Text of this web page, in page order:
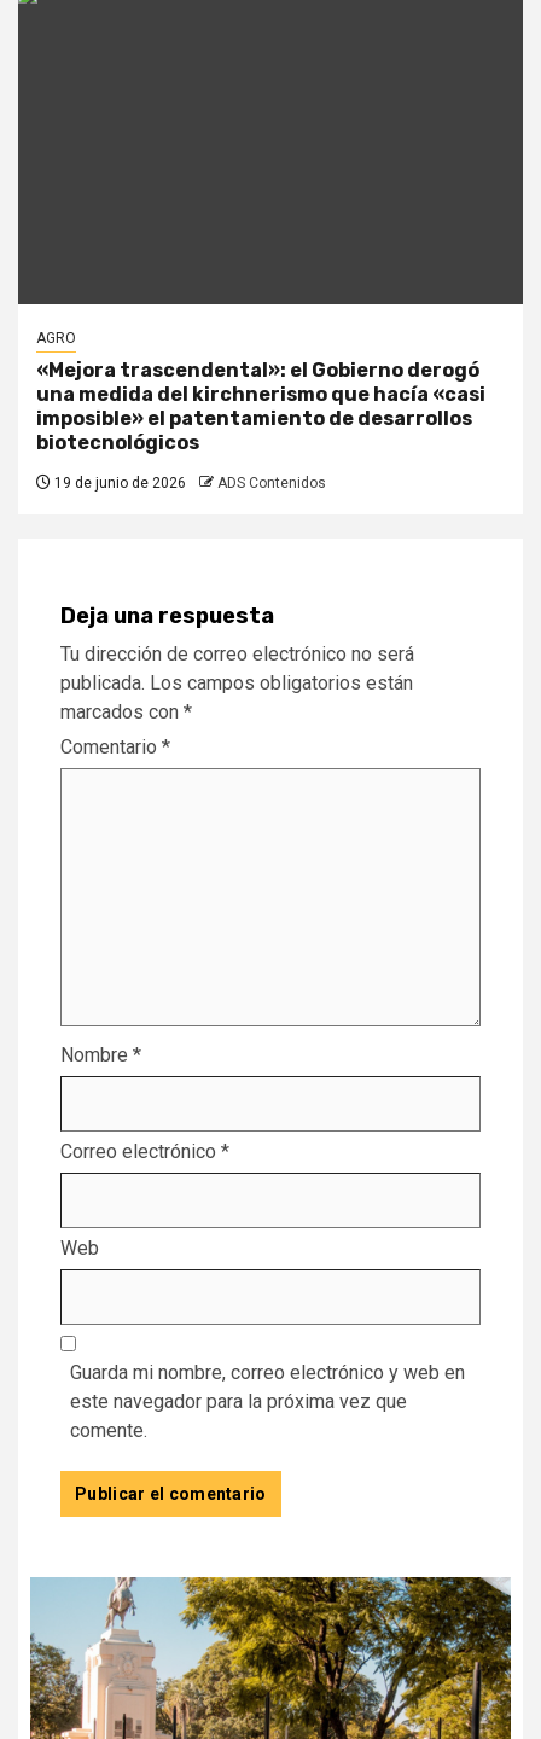
AGRO
«Mejora trascendental»: el Gobierno derogó
una medida del kirchnerismo que hacía «casi
imposible» el patentamiento de desarrollos
biotecnológicos
19 de junio de 2026 ADS Contenidos
Deja una respuesta
Tu dirección de correo electrónico no será
publicada. Los campos obligatorios están
marcados con *
Comentario *
Nombre *
Correo electrónico *
Web
Guarda mi nombre, correo electrónico y web en
este navegador para la próxima vez que
comente.